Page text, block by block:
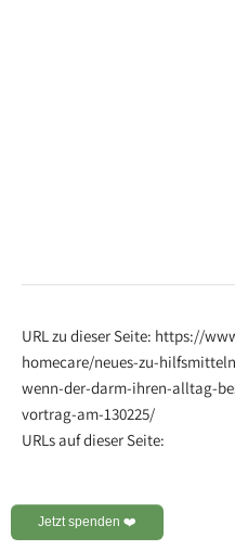
Jetzt spenden ❤️
URL zu dieser Seite: https://
homecare/neues-zu-
wenn-der-darm-ihren-alltag-
vortrag-am-130225/
URLs auf dieser Seite: